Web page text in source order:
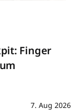
Finger
7. Aug 2026